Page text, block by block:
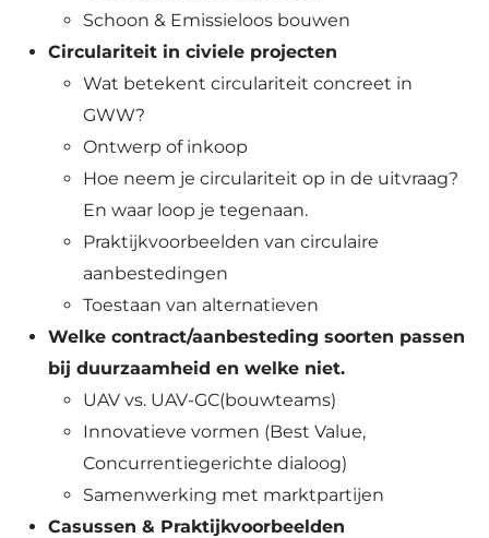
Schoon & Emissieloos bouwen
Circulariteit in civiele projecten
Wat betekent circulariteit concreet in
GWW?
Ontwerp of inkoop
Hoe neem je circulariteit op in de uitvraag?
En waar loop je tegenaan.
Praktijkvoorbeelden van circulaire
aanbestedingen
Toestaan van alternatieven
Welke contract/aanbesteding soorten passen
bij duurzaamheid en welke niet.
UAV vs. UAV-GC(bouwteams)
Innovatieve vormen (Best Value,
Concurrentiegerichte dialoog)
Samenwerking met marktpartijen
Casussen & Praktijkvoorbeelden